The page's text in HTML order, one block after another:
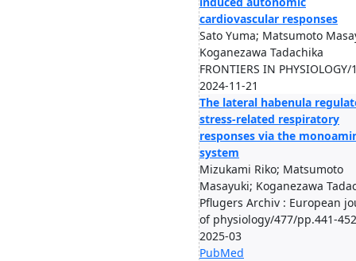
cardiovascular responses
Sato Yuma; Matsumoto
Koganezawa Tadachika
FRONTIERS IN PHYSIOLOGY/
2024-11-21
The lateral habenula
stress-related respiratory
responses via the
system
Mizukami Riko; Matsumoto
Masayuki; Koganezawa
Pflugers Archiv : European
of physiology/477/pp.441-
2025-03
PubMed